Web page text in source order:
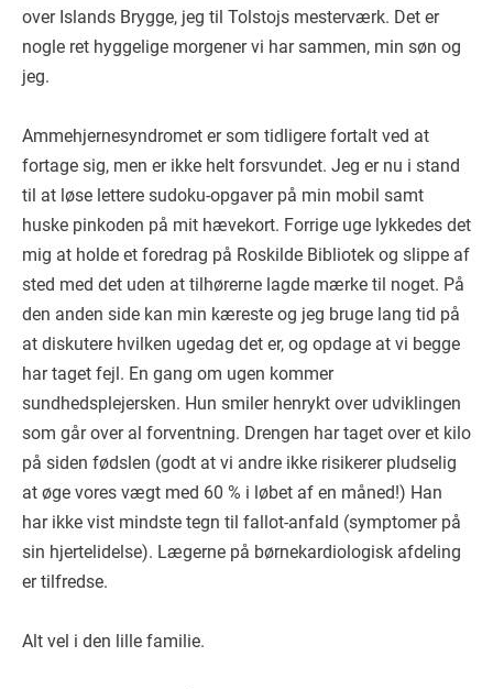
over Islands Brygge, jeg til Tolstojs mesterværk. Det er
nogle ret hyggelige morgener vi har sammen, min søn og
jeg.
Ammehjernesyndromet er som tidligere fortalt ved at
fortage sig, men er ikke helt forsvundet. Jeg er nu i stand
til at løse lettere sudoku-opgaver på min mobil samt
huske pinkoden på mit hævekort. Forrige uge lykkedes det
mig at holde et foredrag på Roskilde Bibliotek og slippe af
sted med det uden at tilhørerne lagde mærke til noget. På
den anden side kan min kæreste og jeg bruge lang tid på
at diskutere hvilken ugedag det er, og opdage at vi begge
har taget fejl. En gang om ugen kommer
sundhedsplejersken. Hun smiler henrykt over udviklingen
som går over al forventning. Drengen har taget over et kilo
på siden fødslen (godt at vi andre ikke risikerer pludselig
at øge vores vægt med 60 % i løbet af en måned!) Han
har ikke vist mindste tegn til fallot-anfald (symptomer på
sin hjertelidelse). Lægerne på børnekardiologisk afdeling
er tilfredse.
Alt vel i den lille familie.